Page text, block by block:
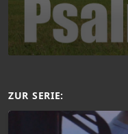
ZUR SERIE: